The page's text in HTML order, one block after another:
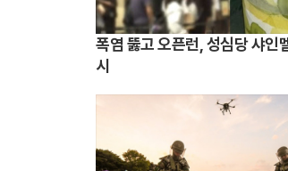
폭염 뚫고 오픈런, 성심당 샤인
시